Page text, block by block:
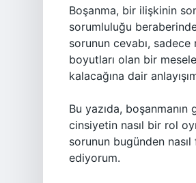
Boşanma, bir ilişkinin
sorumluluğu
sorunun cevabı,
boyutları olan bir
kalacağına dair
Bu yazıda,
cinsiyetin nasıl bir rol
sorunun bugünden
ediyorum.